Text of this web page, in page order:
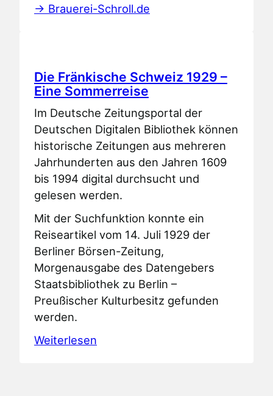
→ Brauerei-Schroll.de
Die Fränkische Schweiz 1929 –
Eine Sommerreise
Im Deutsche Zeitungsportal der
Deutschen Digitalen Bibliothek können
historische Zeitungen aus mehreren
Jahrhunderten aus den Jahren 1609
bis 1994 digital durchsucht und
gelesen werden.
Mit der Suchfunktion konnte ein
Reiseartikel vom 14. Juli 1929 der
Berliner Börsen-Zeitung,
Morgenausgabe des Datengebers
Staatsbibliothek zu Berlin –
Preußischer Kulturbesitz gefunden
werden.
Weiterlesen